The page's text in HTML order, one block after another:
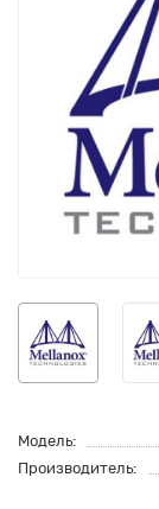
Модель:
Производитель: